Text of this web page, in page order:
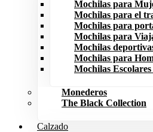
Mochilas para
Mochilas para el
Mochilas para
Mochilas para
Mochilas
Mochilas para
Mochilas
Monederos
The Black Collection
Calzado